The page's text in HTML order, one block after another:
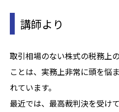
講師より
取引相場のない株式の税務上
ことは、実務上非常に頭を悩
れています。
最近では、最高裁判決を受け